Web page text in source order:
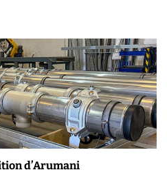
d’Arumani